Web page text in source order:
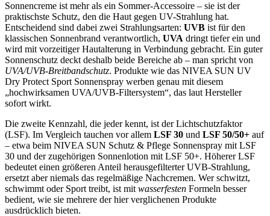
Sonnencreme ist mehr als ein Sommer-Accessoire – sie ist der
praktischste Schutz, den die Haut gegen UV-Strahlung hat.
Entscheidend sind dabei zwei Strahlungsarten: UVB ist für den
klassischen Sonnenbrand verantwortlich, UVA dringt tiefer ein und
wird mit vorzeitiger Hautalterung in Verbindung gebracht. Ein guter
Sonnenschutz deckt deshalb beide Bereiche ab – man spricht von
UVA/UVB-Breitbandschutz. Produkte wie das NIVEA SUN UV
Dry Protect Sport Sonnenspray werben genau mit diesem
„hochwirksamen UVA/UVB-Filtersystem“, das laut Hersteller
sofort wirkt.
Die zweite Kennzahl, die jeder kennt, ist der Lichtschutzfaktor
(LSF). Im Vergleich tauchen vor allem LSF 30 und LSF 50/50+ auf
– etwa beim NIVEA SUN Schutz & Pflege Sonnenspray mit LSF
30 und der zugehörigen Sonnenlotion mit LSF 50+. Höherer LSF
bedeutet einen größeren Anteil herausgefilterter UVB-Strahlung,
ersetzt aber niemals das regelmäßige Nachcremen. Wer schwitzt,
schwimmt oder Sport treibt, ist mit wasserfesten Formeln besser
bedient, wie sie mehrere der hier verglichenen Produkte
ausdrücklich bieten.